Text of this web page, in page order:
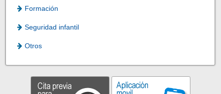
Formación
Seguridad infantil
Otros